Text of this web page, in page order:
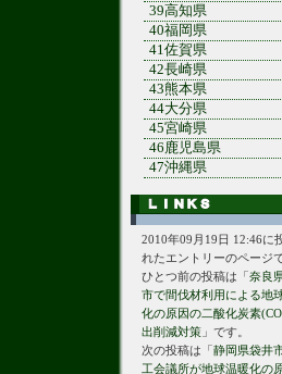
39高知県
40福岡県
41佐賀県
42長崎県
43熊本県
44大分県
45宮崎県
46鹿児島県
47沖縄県
2010年09月19日 12:46に
れたエントリーのページで
ひとつ前の投稿は「奈良
市で間伐材利用による地
化の原因の二酸化炭素
出削減対策 」です。
次の投稿は「静岡県袋井
工会議所が地球温暖化の